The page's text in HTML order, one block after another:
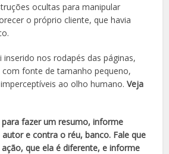
ocultas para manipular
o próprio cliente, que havia
nos rodapés das páginas,
com fonte de tamanho pequeno,
ao olho humano.Veja
para fazer um resumo, informe
e contra o réu, banco. Fale que
que ela é diferente, e informe